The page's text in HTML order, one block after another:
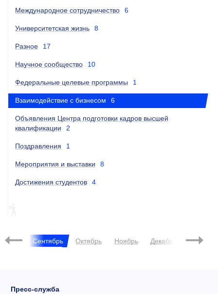
Международное сотрудничество 6
Университетская жизнь 8
Разное 17
Научное сообщество 10
Федеральные целевые программы 1
Взаимодействие с бизнесом 6
Объявления Центра подготовки кадров высшей
квалификации
2
Поздравления 1
Мероприятия и выставки 8
Достижения студентов 4
Август Сентябрь Октябрь Ноябрь Декабрь
Пресс-служба